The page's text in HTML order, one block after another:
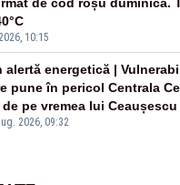
10:15
2026, 09:32
alertă energetică |
pune în pericol Centrala
pe vremea lui Ceaușescu